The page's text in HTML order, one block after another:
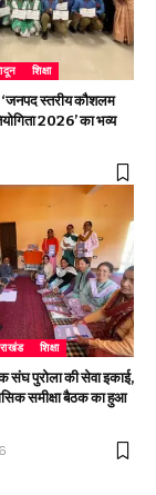
शिक्षा
‘जनपद स्तरीय कौशलम
2026’ का भव्य
शिक्षा
संघ पुरोला की सेवा इकाई,
समीक्षा बैठक का हुआ